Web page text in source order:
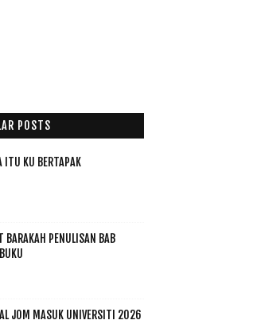
Calonkan Guru Anda di
SPF 50 + PA +++
Bersama Keluarga Di Hu...
POSTS
ITU KU BERTAPAK
BARAKAH PENULISAN BAB
JOM MASUK UNIVERSITI 2026